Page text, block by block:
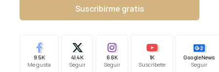
Suscribirme gratis
9.5K
Me gusta
41.4K
Seguir
6.6K
Seguir
1K
Suscríbete
Google News
Seguir